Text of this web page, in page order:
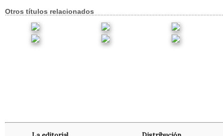
Otros títulos relacionados